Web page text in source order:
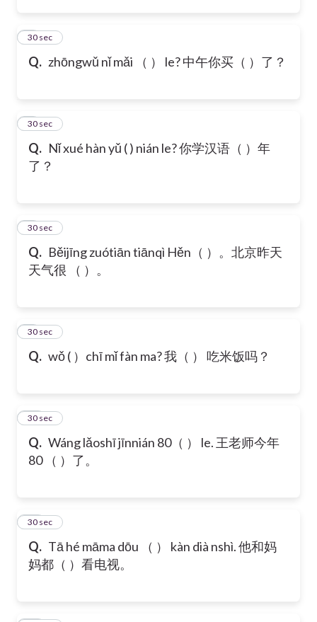
Q. zhōngwǔ nǐ mǎi （ ） le? 中午你买（ ）了？
6
30 sec
Q. Nǐ xué hàn yǔ ( ) nián le? 你学汉语（ ）年
了？
7
30 sec
Q. Běijīng zuótiān tiānqì Hěn（ ）。北京昨天
天气很 （ ）。
8
30 sec
Q. wǒ ( ）chī mǐ fàn ma? 我（ ） 吃米饭吗？
9
30 sec
Q. Wáng lǎoshī jīnnián 80（ ） le. 王老师今年
80 （ ）了。
10
30 sec
Q. Tā hé māma dōu （ ） kàn dià nshì. 他和妈
妈都（ ）看电视。
11
30 sec